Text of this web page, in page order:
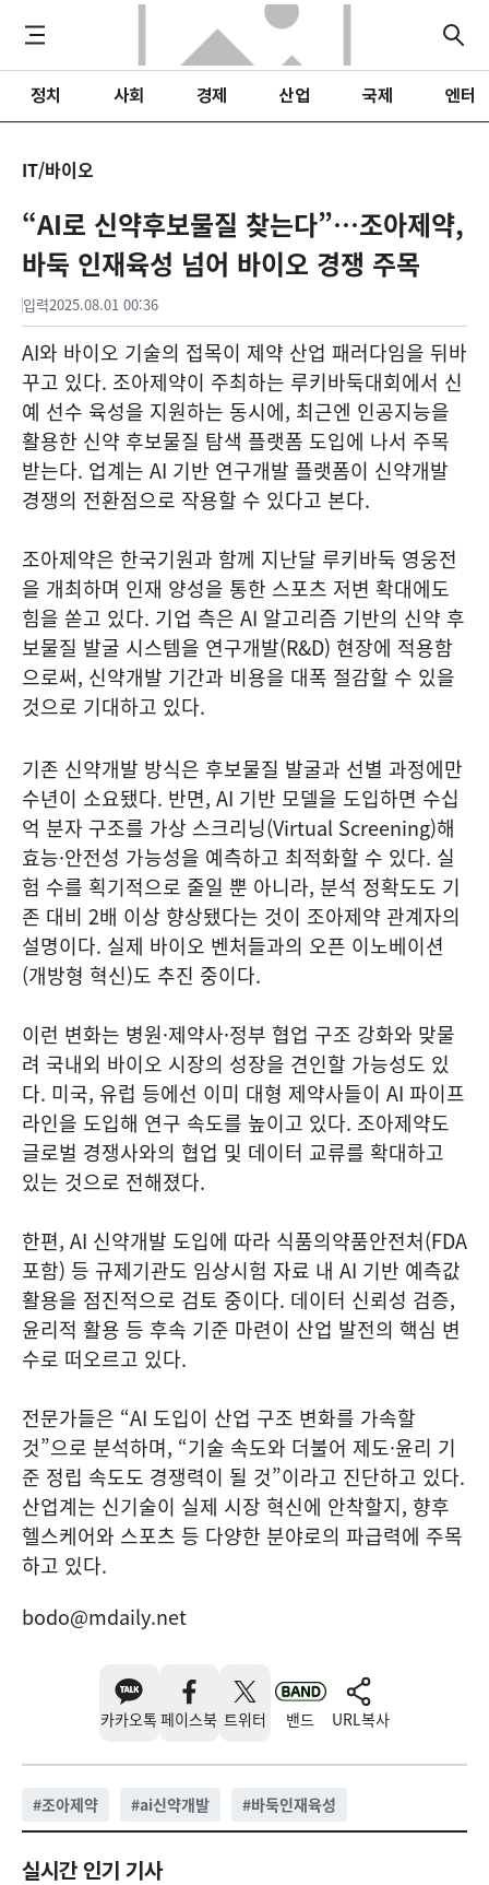
정치 사회 경제 산업 국제 엔터
IT/바이오
“AI로 신약후보물질 찾는다”…조아제약,
바둑 인재육성 넘어 바이오 경쟁 주목
입력2025.08.01 00:36
AI와 바이오 기술의 접목이 제약 산업 패러다임을 뒤바
꾸고 있다. 조아제약이 주최하는 루키바둑대회에서 신
예 선수 육성을 지원하는 동시에, 최근엔 인공지능을
활용한 신약 후보물질 탐색 플랫폼 도입에 나서 주목
받는다. 업계는 AI 기반 연구개발 플랫폼이 신약개발
경쟁의 전환점으로 작용할 수 있다고 본다.
조아제약은 한국기원과 함께 지난달 루키바둑 영웅전
을 개최하며 인재 양성을 통한 스포츠 저변 확대에도
힘을 쏟고 있다. 기업 측은 AI 알고리즘 기반의 신약 후
보물질 발굴 시스템을 연구개발(R&D) 현장에 적용함
으로써, 신약개발 기간과 비용을 대폭 절감할 수 있을
것으로 기대하고 있다.
기존 신약개발 방식은 후보물질 발굴과 선별 과정에만
수년이 소요됐다. 반면, AI 기반 모델을 도입하면 수십
억 분자 구조를 가상 스크리닝(Virtual Screening)해
효능·안전성 가능성을 예측하고 최적화할 수 있다. 실
험 수를 획기적으로 줄일 뿐 아니라, 분석 정확도도 기
존 대비 2배 이상 향상됐다는 것이 조아제약 관계자의
설명이다. 실제 바이오 벤처들과의 오픈 이노베이션
(개방형 혁신)도 추진 중이다.
이런 변화는 병원·제약사·정부 협업 구조 강화와 맞물
려 국내외 바이오 시장의 성장을 견인할 가능성도 있
다. 미국, 유럽 등에선 이미 대형 제약사들이 AI 파이프
라인을 도입해 연구 속도를 높이고 있다. 조아제약도
글로벌 경쟁사와의 협업 및 데이터 교류를 확대하고
있는 것으로 전해졌다.
한편, AI 신약개발 도입에 따라 식품의약품안전처(FDA
포함) 등 규제기관도 임상시험 자료 내 AI 기반 예측값
활용을 점진적으로 검토 중이다. 데이터 신뢰성 검증,
윤리적 활용 등 후속 기준 마련이 산업 발전의 핵심 변
수로 떠오르고 있다.
전문가들은 “AI 도입이 산업 구조 변화를 가속할
것”으로 분석하며, “기술 속도와 더불어 제도·윤리 기
준 정립 속도도 경쟁력이 될 것”이라고 진단하고 있다.
산업계는 신기술이 실제 시장 혁신에 안착할지, 향후
헬스케어와 스포츠 등 다양한 분야로의 파급력에 주목
하고 있다.
bodo@mdaily.net
카카오톡 페이스북 트위터 밴드 URL복사
#조아제약 #ai신약개발 #바둑인재육성
실시간 인기 기사